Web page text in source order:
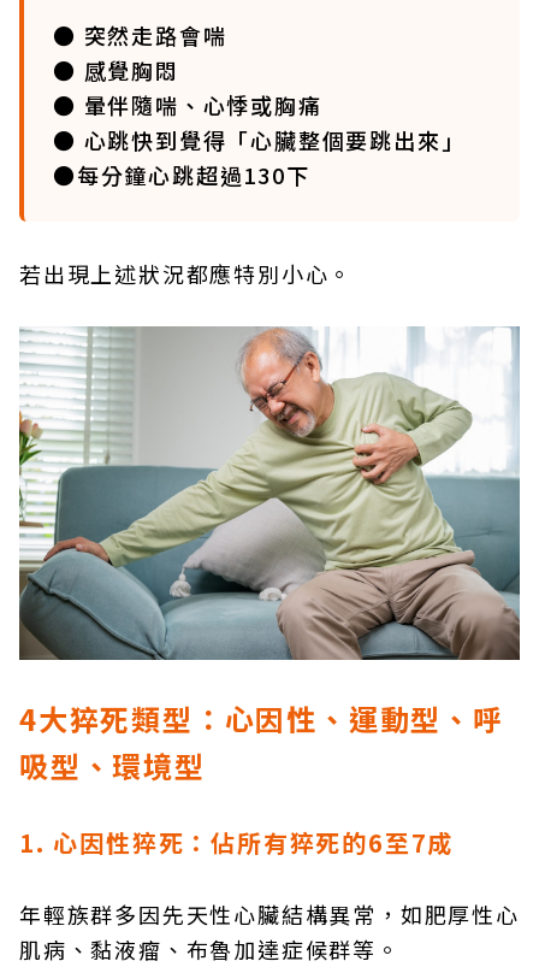
● 突然走路會喘
● 感覺胸悶
● 暈伴隨喘、心悸或胸痛
● 心跳快到覺得「心臟整個要跳出來」
●每分鐘心跳超過130下
若出現上述狀況都應特別小心。
4大猝死類型：心因性、運動型、呼
吸型、環境型
1. 心因性猝死：佔所有猝死的6至7成
年輕族群多因先天性心臟結構異常，如肥厚性心
肌病、黏液瘤、布魯加達症候群等。